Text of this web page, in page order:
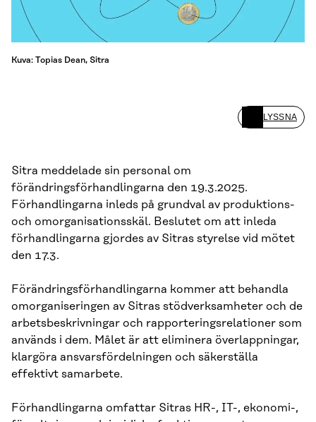
Kuva: Topias Dean, Sitra
LYSSNA
Sitra meddelade sin personal om
förändringsförhandlingarna den 19.3.2025.
Förhandlingarna inleds på grundval av produktions-
och omorganisationsskäl. Beslutet om att inleda
förhandlingarna gjordes av Sitras styrelse vid mötet
den 17.3.
Förändringsförhandlingarna kommer att behandla
omorganiseringen av Sitras stödverksamheter och de
arbetsbeskrivningar och rapporteringsrelationer som
används i dem. Målet är att eliminera överlappningar,
klargöra ansvarsfördelningen och säkerställa
effektivt samarbete.
Förhandlingarna omfattar Sitras HR-, IT-, ekonomi-,